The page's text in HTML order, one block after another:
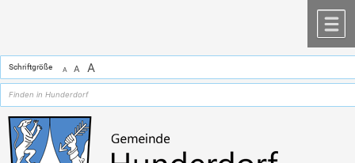
Schriftgröße A A A